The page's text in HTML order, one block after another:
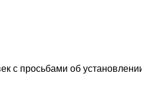
с просьбами об